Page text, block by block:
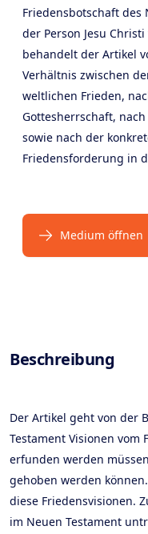
Friedensbotschaft
der Person Jesu
behandelt der Artikel
Verhältnis zwischen
weltlichen Frieden,
Gottesherrschaft,
sowie nach der
Friedensforderung in
Medium öffnen
Beschreibung
Der Artikel geht von der
Testament Visionen
erfunden werden
gehoben werden
diese Friedensvisionen.
im Neuen Testament